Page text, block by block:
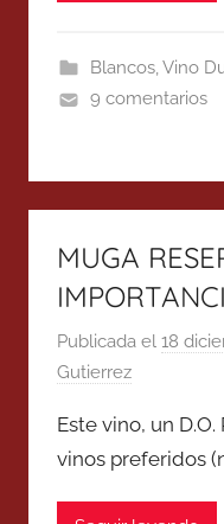
Blancos,Vino
9 comentarios
MUGA
Publicada el 18
Gutierrez
Este vino, un
vinos preferidos